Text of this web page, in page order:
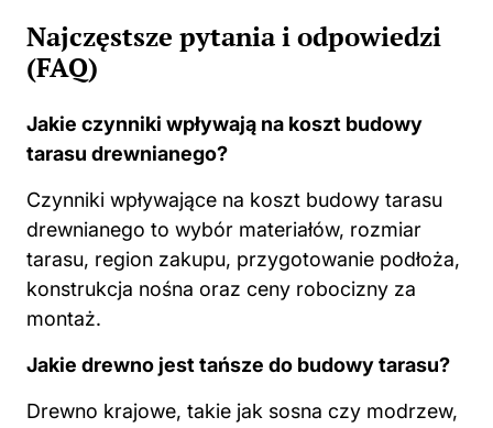
Najczęstsze pytania i odpowiedzi
(FAQ)
Jakie czynniki wpływają na koszt budowy
tarasu drewnianego?
Czynniki wpływające na koszt budowy tarasu
drewnianego to wybór materiałów, rozmiar
tarasu, region zakupu, przygotowanie podłoża,
konstrukcja nośna oraz ceny robocizny za
montaż.
Jakie drewno jest tańsze do budowy tarasu?
Drewno krajowe, takie jak sosna czy modrzew,